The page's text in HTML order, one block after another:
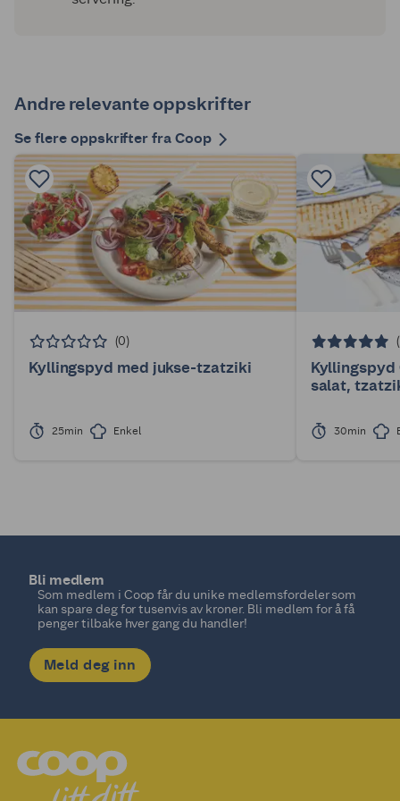
Andre relevante oppskrifter
Se flere oppskrifter fra Coop
(0)
Kyllingspyd med jukse-tzatziki
25min Enkel
Kyllingspyd
salat,
30min
Bli medlem
Som medlem i Coop får du unike medlemsfordeler som
kan spare deg for tusenvis av kroner. Bli medlem for å få
penger tilbake hver gang du handler!
Meld deg inn